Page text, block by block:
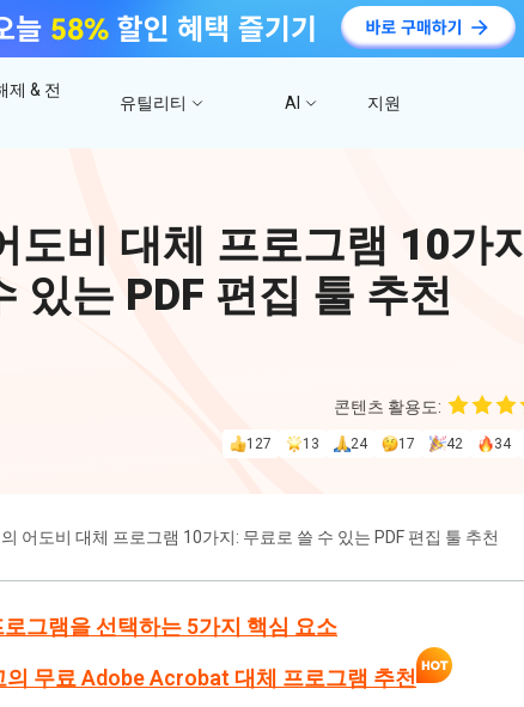
폰/아이패드 데이터 복구&
iCloud 백업 복구
아이폰/안
Win/ Mac
제 & 전
로이드 아이폰 간에 WhatsApp 데이터
간편한 iOS
안드로이드
유틸리티
암호 잠금 풀기 몇 분 안에 윈도 문제 해결
파일 찾기 및 삭제
AI
4DDIG 비디오 복구
AI로 손상된 비디오 복원
PixPretty AI Photo Editor
무료 AI 사진 편집 도구
지원
문의하기
스토어
구독 갱신
도비 대체 프로그램 10가
있는 PDF 편집 툴 추천
콘텐츠 활용도:
127 13 24 17 42 34
어도비 대체 프로그램 10가지: 무료로 쓸 수 있는 PDF 편집 툴 추천
그램을 선택하는 5가지 핵심 요소
무료 Adobe Acrobat 대체 프로그램 추천